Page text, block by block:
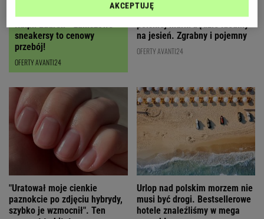
sneakersy to cenowy
przebój!
OFERTY AVANTI24
Ten karmelowy kuferek od
polskiej marki będzie idealny
na jesień. Zgrabny i pojemny
OFERTY AVANTI24
"Uratował moje cienkie
paznokcie po zdjęciu hybrydy,
szybko je wzmocnił". Ten
Urlop nad polskim morzem nie
musi być drogi. Bestsellerowe
hotele znaleźliśmy w mega
AKCEPTUJĘ